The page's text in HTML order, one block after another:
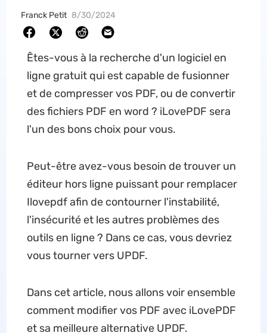
Franck Petit 8/30/2024
Êtes-vous à la recherche d'un logiciel en
ligne gratuit qui est capable de fusionner
et de compresser vos PDF, ou de convertir
des fichiers PDF en word ? iLovePDF sera
l'un des bons choix pour vous.
Peut-être avez-vous besoin de trouver un
éditeur hors ligne puissant pour remplacer
Ilovepdf afin de contourner l'instabilité,
l'insécurité et les autres problèmes des
outils en ligne ? Dans ce cas, vous devriez
vous tourner vers UPDF.
Dans cet article, nous allons voir ensemble
comment modifier vos PDF avec iLovePDF
et sa meilleure alternative UPDF.